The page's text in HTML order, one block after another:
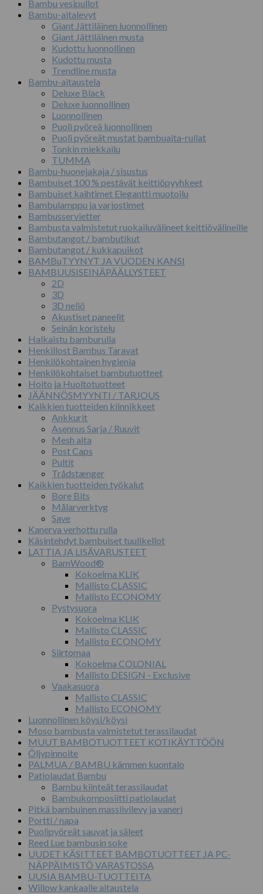
Bambu vesipullot
Bambu-aitalevyt
Giant Jättiläinen luonnollinen
Giant Jättiläinen musta
Kudottu luonnollinen
Kudottu musta
Trendline musta
Bambu-aitaustela
Deluxe Black
Deluxe luonnollinen
Luonnollinen
Puoli pyöreä luonnollinen
Puoli pyöreät mustat bambuaita-rullat
Tonkin miekkailu
TUMMA
Bambu-huonejakaja / sisustus
Bambuiset 100 % pestävät keittiöpyyhkeet
Bambuiset kaihtimet Elegantti muotoilu
Bambulamppu ja varjostimet
Bambusservietter
Bambusta valmistetut ruokailuvälineet keittiövälineille
Bambutangot / bambutikut
Bambutangot / kukkapuikot
BAMBuTYYNYT JA VUODEN KANSI
BAMBUUSISEINÄPÄÄLLYSTEET
2D
3D
3D neliö
Akustiset paneelit
Seinän koristelu
Halkaistu bamburulla
Henkillost Bambus Taravat
Henkilökohtainen hygienia
Henkilökohtaiset bambutuotteet
Hoito ja Huoltotuotteet
JÄÄNNÖSMYYNTI / TARJOUS
Kaikkien tuotteiden kiinnikkeet
Ankkurit
Asennus Sarja / Ruuvit
Mesh aita
Post Caps
Pultit
Trådstænger
Kaikkien tuotteiden työkalut
Bore Bits
Målarverktyg
Save
Kanerva verhottu rulla
Käsintehdyt bambuiset tuulikellot
LATTIA JA LISÄVARUSTEET
BamWood®
Kokoelma KLIK
Mallisto CLASSIC
Mallisto ECONOMY
Pystysuora
Kokoelma KLIK
Mallisto CLASSIC
Mallisto ECONOMY
Siirtomaa
Kokoelma COLONIAL
Mallisto DESIGN - Exclusive
Vaakasuora
Mallisto CLASSIC
Mallisto ECONOMY
Luonnollinen köysi/köysi
Moso bambusta valmistetut terassilaudat
MUUT BAMBOTUOTTEET KOTIKÄYTTÖÖN
Öljypinnoite
PALMUA / BAMBU kämmen kuontalo
Patiolaudat Bambu
Bambu kiinteät terassilaudat
Bambukomposiitti patiolaudat
Pitkä bambuinen massiivilevy ja vaneri
Portti / napa
Puolipyöreät sauvat ja säleet
Reed Lue bambusin soke
UUDET KÄSITTEET BAMBOTUOTTEET JA PC-
NÄPPÄIMISTÖ VARASTOSSA
UUSIA BAMBU-TUOTTEITA
Willow kankaalle aitaustela